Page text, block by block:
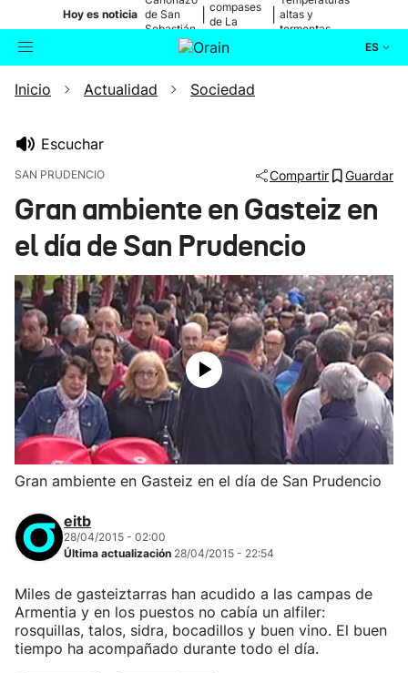
Hoy es noticia de San
Sebastián
compases
de La
altas y
tormentas
ES
Buscador Actualidad
Ikusmiran
Eguraldia
Inicio Actualidad Sociedad
Escuchar
SAN PRUDENCIO Compartir Guardar
Gran ambiente en Gasteiz en
el día de San Prudencio
Gran ambiente en Gasteiz en el día de San Prudencio
eitb
28/04/2015 - 02:00
Última actualización 28/04/2015 - 22:54
Miles de gasteiztarras han acudido a las campas de
Armentia y en los puestos no cabía un alfiler:
rosquillas, talos, sidra, bocadillos y buen vino. El buen
tiempo ha acompañado durante todo el día.